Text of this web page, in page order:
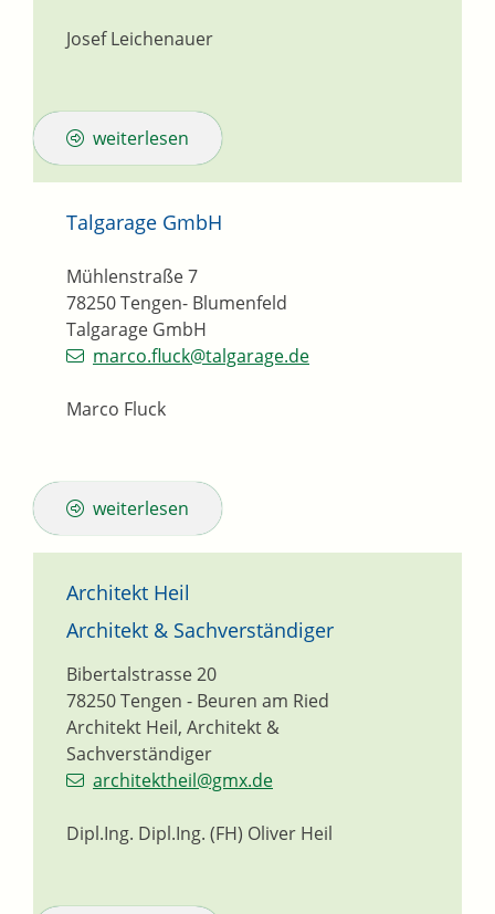
Josef Leichenauer
weiterlesen
Talgarage GmbH
Talgarage GmbH
Mühlenstraße 7
78250Tengen- Blumenfeld
marco.fluck@talgarage.de
Marco Fluck
weiterlesen
Architekt Heil
Architekt & Sachverständiger
Architekt Heil, Architekt &
Sachverständiger
Bibertalstrasse 20
78250Tengen - Beuren am Ried
architektheil@gmx.de
Dipl.Ing. Dipl.Ing. (FH) Oliver Heil